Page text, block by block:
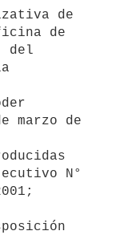
de
de
del
marzo de
N°